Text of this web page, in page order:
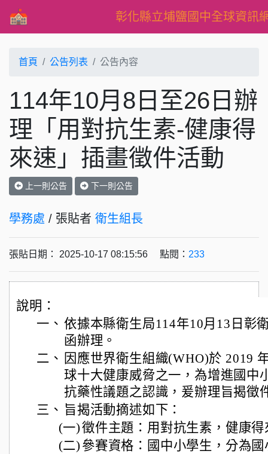
彰化縣立埔鹽國中全球資訊
首頁 公告列表 公告內容
114年10月8日至26日辦
理「用對抗生素-健康得
來速」插畫徵件活動
上一則公告 下一則公告
學務處 / 張貼者 衛生組長
張貼日期： 2025-10-17 08:15:56 點閱： 233
說明：
一、 依據本縣衛生局114年10月13日彰
函辦理。
二、 因應世界衛生組織(WHO)於 2019
球十大健康威脅之一，為增進國中
抗藥性議題之認識，爰辦理旨揭徵
三、 旨揭活動摘述如下：
(一)徵件主題：用對抗生素，健康得
(二) 參賽資格：國中小學生，分為